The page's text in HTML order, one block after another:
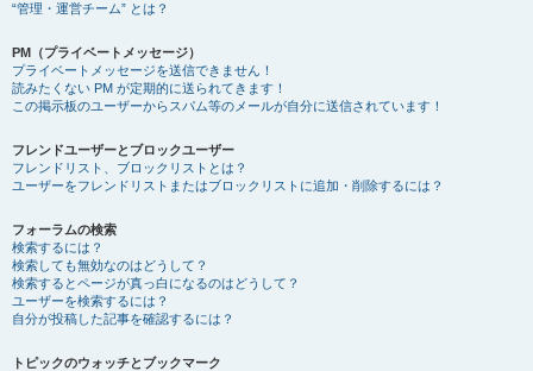
“管理・運営チーム” とは？
PM（プライベートメッセージ）
プライベートメッセージを送信できません！
読みたくない PM が定期的に送られてきます！
この掲示板のユーザーからスパム等のメールが自分に送信されています！
フレンドユーザーとブロックユーザー
フレンドリスト、ブロックリストとは？
ユーザーをフレンドリストまたはブロックリストに追加・削除するには？
フォーラムの検索
検索するには？
検索しても無効なのはどうして？
検索するとページが真っ白になるのはどうして？
ユーザーを検索するには？
自分が投稿した記事を確認するには？
トピックのウォッチとブックマーク